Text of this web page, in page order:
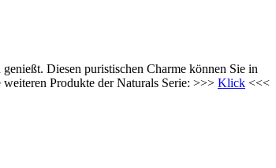
Diesen puristischen Charme können Sie in
Produkte der Naturals Serie: >>> Klick <<<